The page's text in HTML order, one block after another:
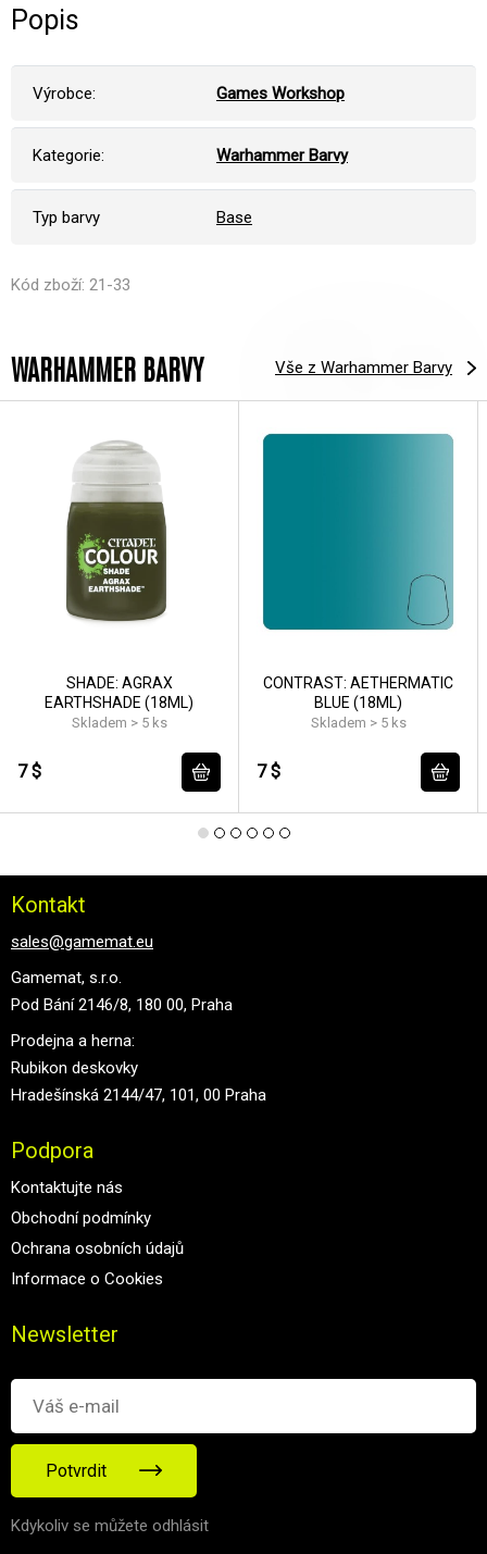
Popis
Výrobce: Games Workshop
Kategorie: Warhammer Barvy
Typ barvy Base
Kód zboží: 21-33
WARHAMMER BARVY Vše z Warhammer Barvy
SHADE: AGRAX
EARTHSHADE (18ML)
Skladem > 5 ks
7 $
CONTRAST: AETHERMATIC
BLUE (18ML)
Skladem > 5 ks
7 $
Kontakt
sales@gamemat.eu
Gamemat, s.r.o.
Pod Bání 2146/8, 180 00, Praha
Prodejna a herna:
Rubikon deskovky
Hradešínská 2144/47, 101, 00 Praha
Podpora
Kontaktujte nás
Obchodní podmínky
Ochrana osobních údajů
Informace o Cookies
Newsletter
Potvrdit
Kdykoliv se můžete odhlásit